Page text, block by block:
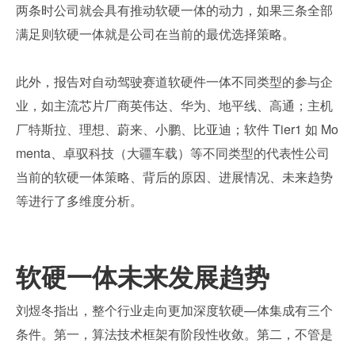
两条时公司就会具有推动软硬一体的动力，如果三条全部
满足则软硬一体就是公司在当前的最优选择策略。
此外，报告对自动驾驶赛道软硬件一体不同类型的参与企
业，如主流芯片厂商英伟达、华为、地平线、高通；主机
厂特斯拉、理想、蔚来、小鹏、比亚迪；软件 Tier1 如 Mo
menta、卓驭科技（大疆车载）等不同类型的代表性公司
当前的软硬一体策略、背后的原因、进展情况、未来趋势
等进行了多维度分析。
软硬一体未来发展趋势
刘煜冬指出，整个行业走向更加深度软硬—体集成有三个
条件。第一，算法技术框架有阶段性收敛。第二，不管是